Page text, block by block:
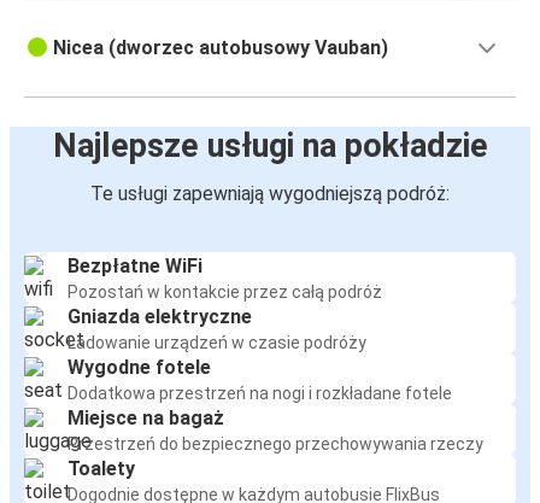
Nicea (dworzec autobusowy Vauban)
Najlepsze usługi na pokładzie
Te usługi zapewniają wygodniejszą podróż:
Bezpłatne WiFi
Pozostań w kontakcie przez całą podróż
Gniazda elektryczne
Ładowanie urządzeń w czasie podróży
Wygodne fotele
Dodatkowa przestrzeń na nogi i rozkładane fotele
Miejsce na bagaż
Przestrzeń do bezpiecznego przechowywania rzeczy
Toalety
Dogodnie dostępne w każdym autobusie FlixBus